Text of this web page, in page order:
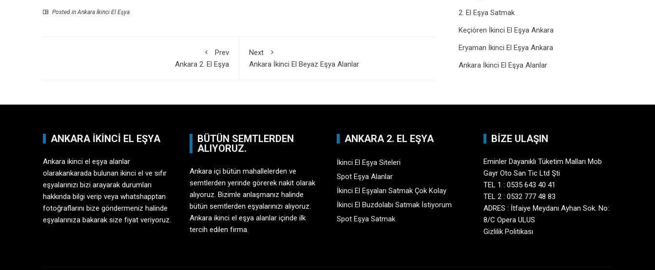
Posted inAnkara İkinci El Eşya
Prev
Ankara 2. El Eşya
Next
Ankara İkinci El Beyaz Eşya Alanlar
2. El Eşya Satmak
Keçiören İkinci El Eşya Ankara
Eryaman İkinci El Eşya Ankara
Ankara İkinci El Eşya Alanlar
ANKARA İKINCI EL EŞYA
Ankara ikinci el eşya alanlar
olarakankarada bulunan ikinci el ve sıfır
eşyalarınızı bizi arayarak durumları
hakkında bilgi verip veya whatshapptan
fotoğraflarını bize göndermeniz halinde
eşyalarınıza bakarak size fiyat veriyoruz.
BÜTÜN SEMTLERDEN
ALIYORUZ.
Ankara içi bütün mahallelerden ve
semtlerden yerinde görerek nakit olarak
alıyoruz. Bizimle anlaşmanız halinde
bütün semtlerden eşyalarınızı alıyoruz.
Ankara ikinci el eşya alanlar içinde ilk
tercih edilen firma.
ANKARA 2. EL EŞYA
İkinci El Eşya Siteleri
Spot Eşya Alanlar
İkinci El Eşyaları Satmak Çok Kolay
İkinci El Buzdolabı Satmak İstiyorum
Spot Eşya Satmak
BİZE ULAŞIN
Eminler Dayanıklı Tüketim Malları Mob
Gayr Oto San Tic Ltd Şti
TEL 1 : 0535 643 40 41
TEL 2 : 0532 777 48 83
ADRES : İtfaiye Meydanı Ayhan Sok. No:
8/C Opera ULUS
Gizlilik Politikası